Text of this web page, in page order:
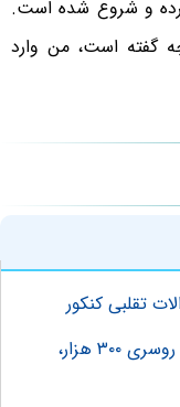
و شروع شده است.
گفته است، من وارد
تقلبی کنکور
جریمه نقدی «بدحجابی»/ افتادن شال و روسری ۳۰۰ هزار،